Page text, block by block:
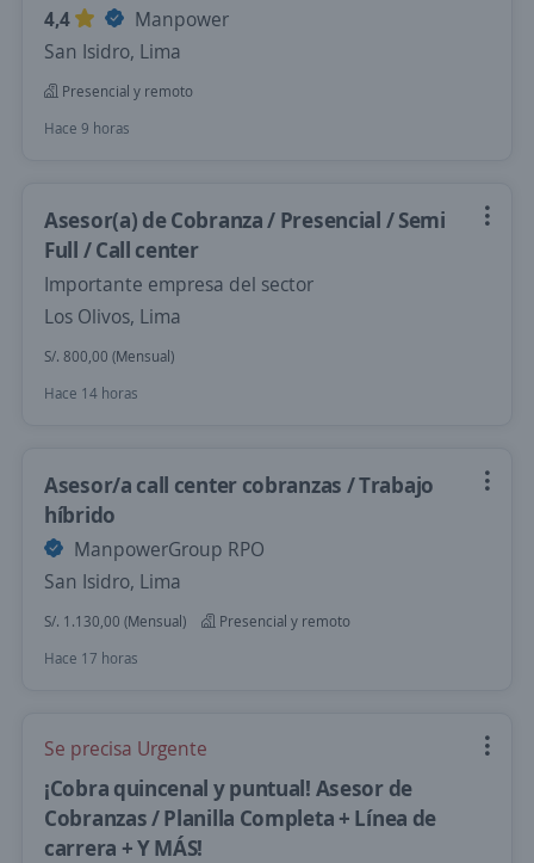
4,4
Manpower
San Isidro, Lima
Presencial y remoto
Hace 9 horas
Asesor(a) de Cobranza / Presencial / Semi
Full / Call center
Importante empresa del sector
Los Olivos, Lima
S/. 800,00 (Mensual)
Hace 14 horas
Asesor/a call center cobranzas / Trabajo
híbrido
ManpowerGroup RPO
San Isidro, Lima
S/. 1.130,00 (Mensual)
Presencial y remoto
Hace 17 horas
Se precisa Urgente
¡Cobra quincenal y puntual! Asesor de
Cobranzas / Planilla Completa + Línea de
carrera + Y MÁS!